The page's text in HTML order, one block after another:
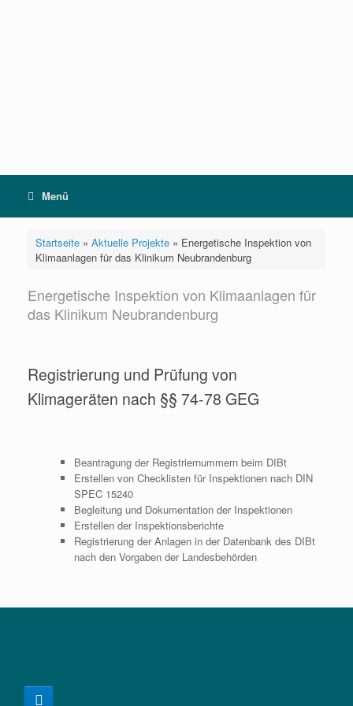
Menü
Startseite» Aktuelle Projekte» Energetische Inspektion von
Klimaanlagen für das Klinikum Neubrandenburg
Energetische Inspektion von Klimaanlagen für
das Klinikum Neubrandenburg
Registrierung und Prüfung von
Klimageräten nach §§ 74-78 GEG
Beantragung der Registriernummern beim DIBt
Erstellen von Checklisten für Inspektionen nach DIN
SPEC 15240
Begleitung und Dokumentation der Inspektionen
Erstellen der Inspektionsberichte
Registrierung der Anlagen in der Datenbank des DIBt
nach den Vorgaben der Landesbehörden